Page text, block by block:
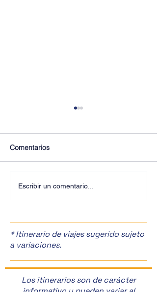
Comentarios
Escribir un comentario...
* Itinerario de viajes sugerido sujeto
a variaciones.
Los itinerarios son de carácter